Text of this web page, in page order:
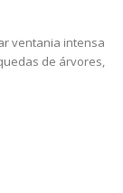
ventania intensa
de árvores,